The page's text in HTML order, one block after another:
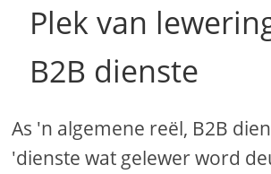
Plek van
B2B dienste
As 'n algemene reël, B2B
'dienste wat gelewer word